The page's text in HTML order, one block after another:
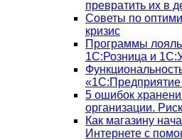
превратить их в
Советы по
кризис
Программы
1С:Розница и
5 ошибок
организации.
Как магазину
Интернете с